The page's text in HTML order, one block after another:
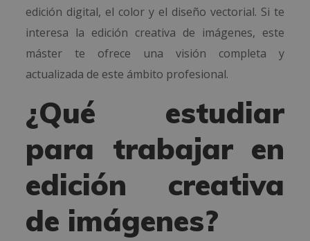
edición digital, el color y el diseño vectorial. Si te
interesa la edición creativa de imágenes, este
máster te ofrece una visión completa y
actualizada de este ámbito profesional.
¿Qué estudiar
para trabajar en
edición creativa
de imágenes?